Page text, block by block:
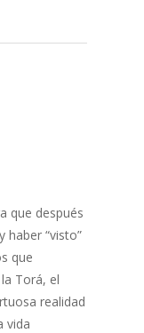
que después
haber “visto”
que
Torá, el
realidad
vida